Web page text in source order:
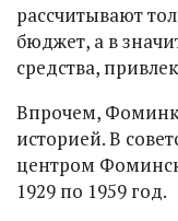
рассчитывают
бюджет, а в
средства,
Впрочем,
историей. В
центром
1929 по 1959 год.